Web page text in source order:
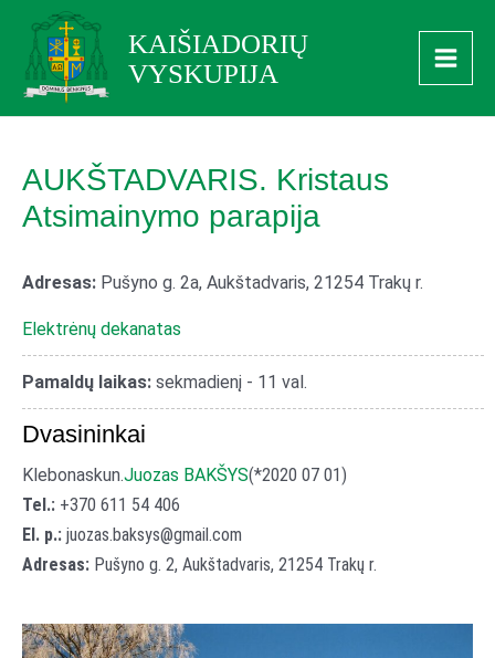
Pereiti
turinio
KAIŠIADORIŲ
VYSKUPIJA
AUKŠTADVARIS. Kristaus
Atsimainymo parapija
Adresas: Pušyno g. 2a, Aukštadvaris, 21254 Trakų r.
Elektrėnų dekanatas
Pamaldų laikas: sekmadienį - 11 val.
Dvasininkai
Klebonaskun.Juozas BAKŠYS(*2020 07 01)
Tel.: +370 611 54 406
El. p.: juozas.baksys@gmail.com
Adresas: Pušyno g. 2, Aukštadvaris, 21254 Trakų r.